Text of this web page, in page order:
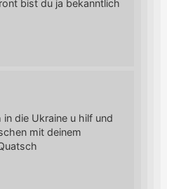
bist du ja bekanntlich
in die Ukraine u hilf und
mit deinem